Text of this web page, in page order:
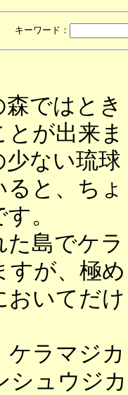
キーワード：
ではとき
が出来ま
ない琉球
と、ちょ
。
島でケラ
すが、極め
おいてだけ
ラマジカ
シュウジカ